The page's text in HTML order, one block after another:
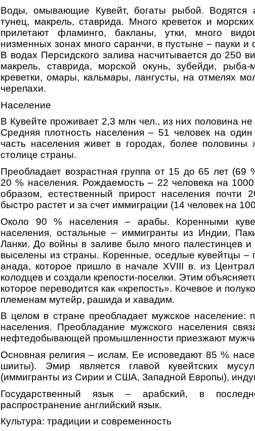
Воды, омывающие Кувейт, богаты рыбой. Водятся
тунец, макрель, ставрида. Много креветок и
прилетают фламинго, бакланы, утки, много
низменных зонах много саранчи, в пустыне – пауки
В водах Персидского залива насчитывается до 250
макрель, ставрида, морской окунь, зубейди,
креветки, омары, кальмары, лангусты, на отмелях
черепахи.
Население
В Кувейте проживает 2,3 млн чел., из них половина не
Средняя плотность населения – 51 человек на
часть населения живет в городах, более
столице страны.
Преобладает возрастная группа от 15 до 65 лет (69
20 % населения. Рождаемость – 22 человека на
образом, естественный прирост населения почти
быстро растет и за счет иммиграции (14 человек на
Около 90 % населения – арабы. Коренными
населения, остальные – иммигранты из Индии,
Ланки. До войны в заливе было много палестинцев
выселены из страны. Коренные, оседлые кувейтцы –
анада, которое пришло в начале XVIII в. из
колодцев и создали крепости-поселки. Этим
которое переводится как «крепость». Кочевое и
племенам мутейр, рашида и хавадим.
В целом в стране преобладает мужское население:
населения. Преобладание мужского населения
нефтедобывающей промышленности приезжают
Основная религия – ислам. Ее исповедают 85 %
шииты). Эмир является главой кувейтских
(иммигранты из Сирии и США, Западной Европы),
Государственный язык – арабский, в
распространение английский язык.
Культура: традиции и современность